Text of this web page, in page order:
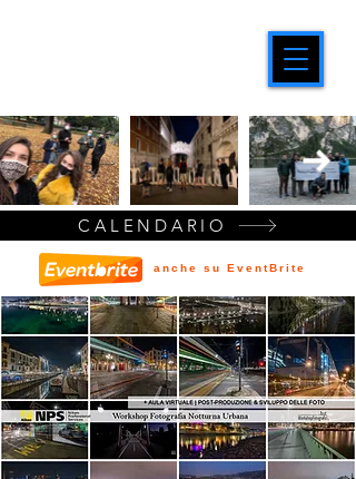
CALENDARIO
anche su EventBrite